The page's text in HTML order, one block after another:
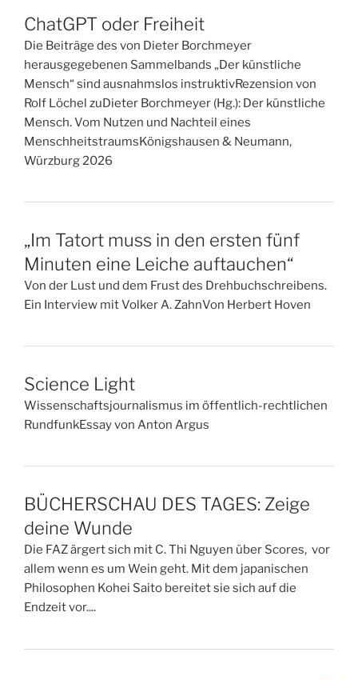
ChatGPT oder Freiheit
Die Beiträge des von Dieter Borchmeyer
herausgegebenen Sammelbands „Der künstliche
Mensch“ sind ausnahmslos instruktivRezension von
Rolf Löchel zuDieter Borchmeyer (Hg.): Der künstliche
Mensch. Vom Nutzen und Nachteil eines
MenschheitstraumsKönigshausen & Neumann,
Würzburg 2026
„Im Tatort muss in den ersten fünf
Minuten eine Leiche auftauchen“
Von der Lust und dem Frust des Drehbuchschreibens.
Ein Interview mit Volker A. ZahnVon Herbert Hoven
Science Light
Wissenschaftsjournalismus im öffentlich-rechtlichen
RundfunkEssay von Anton Argus
BÜCHERSCHAU DES TAGES: Zeige
deine Wunde
Die FAZ ärgert sich mit C. Thi Nguyen über Scores, vor
allem wenn es um Wein geht. Mit dem japanischen
Philosophen Kohei Saito bereitet sie sich auf die
Endzeit vor....